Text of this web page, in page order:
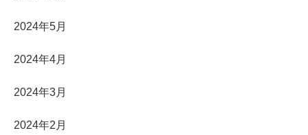
2024年5月
2024年4月
2024年3月
2024年2月